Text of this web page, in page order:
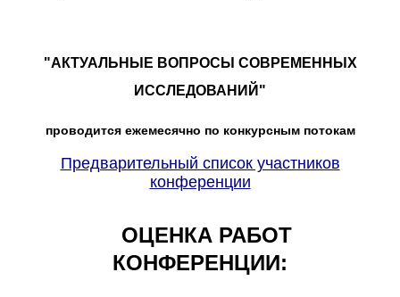
"АКТУАЛЬНЫЕ ВОПРОСЫ СОВРЕМЕННЫХ
ИССЛЕДОВАНИЙ"
проводится ежемесячно по конкурсным потокам
Предварительный список участников
конференции
ОЦЕНКА РАБОТ
КОНФЕРЕНЦИИ: